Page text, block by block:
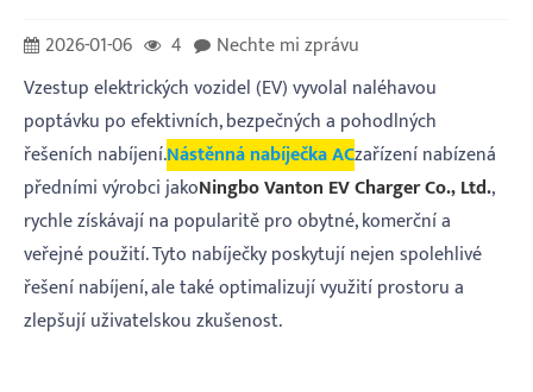
2026-01-06 4
Nechte mi zprávu
Vzestup elektrických vozidel (EV) vyvolal naléhavou
poptávku po efektivních, bezpečných a pohodlných
řešeních nabíjení.Nástěnná nabíječka ACzařízení nabízená
předními výrobci jakoNingbo Vanton EV Charger Co., Ltd.,
rychle získávají na popularitě pro obytné, komerční a
veřejné použití. Tyto nabíječky poskytují nejen spolehlivé
řešení nabíjení, ale také optimalizují využití prostoru a
zlepšují uživatelskou zkušenost.